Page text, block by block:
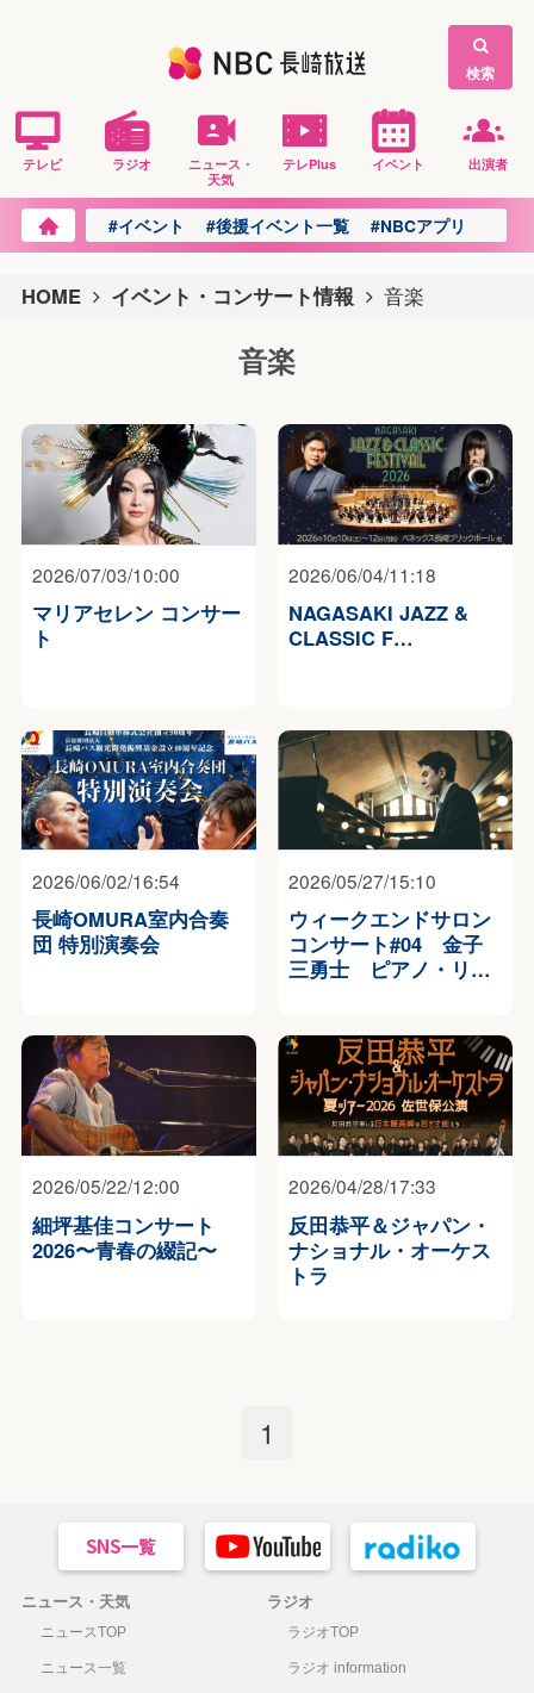
検索
テレビ ラジオ
ニュース・
天気
テレPlus イベント 出演者
#イベント #後援イベント一覧 #NBCアプリ
HOME イベント・コンサート情報 音楽
音楽
2026/07/03/10:00
マリアセレン コンサー
ト
2026/06/04/11:18
NAGASAKI JAZZ &
CLASSIC F…
2026/06/02/16:54
長崎OMURA室内合奏
団 特別演奏会
2026/05/27/15:10
ウィークエンドサロン
コンサート#04 金子
三勇士 ピアノ・リ…
2026/05/22/12:00
細坪基佳コンサート
2026〜⻘春の綴記〜
2026/04/28/17:33
反田恭平＆ジャパン・
ナショナル・オーケス
トラ
1
ニュース・天気
ニュースTOP
ニュース一覧
ラジオ
ラジオTOP
ラジオ information